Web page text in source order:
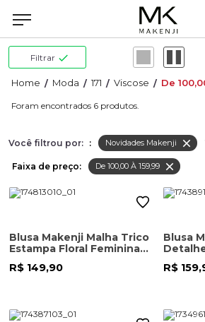
Filtrar
Moda 171 Viscose De
6
Você filtrou por: : Novidades Makenji
Faixa de preço: De 100,00 À 159,99
Blusa Makenji Malha Trico
Estampa Floral Feminina
Preta
R$ 149,90
Blusa
R$